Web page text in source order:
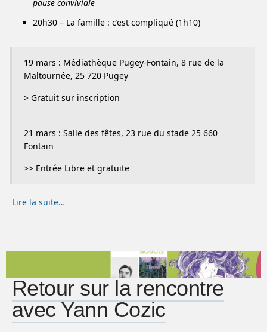
pause conviviale
20h30 – La famille : c’est compliqué (1h10)
19 mars : Médiathèque Pugey-Fontain, 8 rue de la
Maltournée, 25 720 Pugey
> Gratuit sur inscription
21 mars : Salle des fêtes, 23 rue du stade 25 660
Fontain
>> Entrée Libre et gratuite
Lire la suite…
Retour sur la rencontre
avec Yann Cozic